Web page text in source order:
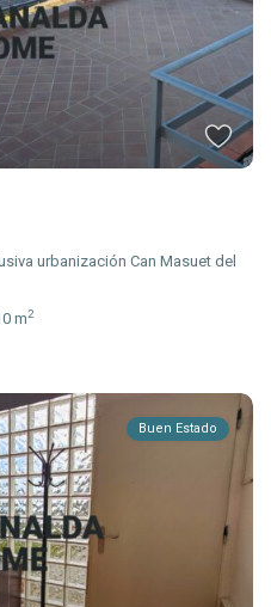
urbanización Can Masuet del
m2
Buen Estado